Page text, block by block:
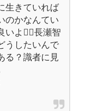
生きていれば
のかなんてい
よ😮‍💨長瀬智
うしたいんで
る？識者に見